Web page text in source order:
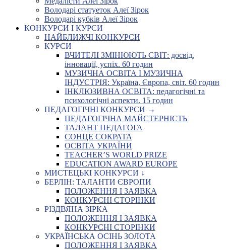
Володарі статуеток Алеї Зірок
Володарі кубків Алеї Зірок
КОНКУРСИ І КУРСИ
НАЙБЛИЖЧІ КОНКУРСИ
КУРСИ
ВЧИТЕЛІ ЗМІНЮЮТЬ СВІТ: досвід,
інновації, успіх. 60 годин
МУЗИЧНА ОСВІТА І МУЗИЧНА
ІНДУСТРІЯ: Україна, Європа, світ. 60 годин
ІНКЛЮЗИВНА ОСВІТА: педагогічні та
психологічні аспекти. 15 годин
ПЕДАГОГІЧНІ КОНКУРСИ →
ПЕДАГОГІЧНА МАЙСТЕРНІСТЬ
ТАЛАНТ ПЕДАГОГА
СОНЦЕ СОКРАТА
ОСВІТА УКРАЇНИ
TEACHER’S WORLD PRIZE
EDUCATION AWARD EUROPE
МИСТЕЦЬКІ КОНКУРСИ ↓
БЕРЛІН: ТАЛАНТИ ЄВРОПИ
ПОЛОЖЕННЯ І ЗАЯВКА
КОНКУРСНІ СТОРІНКИ
РІЗДВЯНА ЗІРКА
ПОЛОЖЕННЯ І ЗАЯВКА
КОНКУРСНІ СТОРІНКИ
УКРАЇНСЬКА ОСІНЬ ЗОЛОТА
ПОЛОЖЕННЯ І ЗАЯВКА